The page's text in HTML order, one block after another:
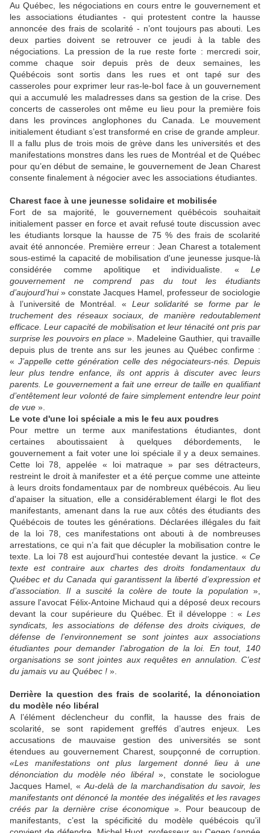
Au Québec, les négociations en cours entre le gouvernement et
les associations étudiantes - qui protestent contre la hausse
annoncée des frais de scolarité - n’ont toujours pas abouti. Les
deux parties doivent se retrouver ce jeudi à la table des
négociations. La pression de la rue reste forte : mercredi soir,
comme chaque soir depuis près de deux semaines, les
Québécois sont sortis dans les rues et ont tapé sur des
casseroles pour exprimer leur ras-le-bol face à un gouvernement
qui a accumulé les maladresses dans sa gestion de la crise. Des
concerts de casseroles ont même eu lieu pour la première fois
dans les provinces anglophones du Canada. Le mouvement
initialement étudiant s’est transformé en crise de grande ampleur.
Il a fallu plus de trois mois de grève dans les universités et des
manifestations monstres dans les rues de Montréal et de Québec
pour qu’en début de semaine, le gouvernement de Jean Charest
consente finalement à négocier avec les associations étudiantes.
Charest face à une jeunesse solidaire et mobilisée
Fort de sa majorité, le gouvernement québécois souhaitait
initialement passer en force et avait refusé toute discussion avec
les étudiants lorsque la hausse de 75 % des frais de scolarité
avait été annoncée. Première erreur : Jean Charest a totalement
sous-estimé la capacité de mobilisation d'une jeunesse jusque-là
considérée comme apolitique et individualiste. « Le
gouvernement ne comprend pas du tout les étudiants
d’aujourd’hui» constate Jacques Hamel, professeur de sociologie
à l’université de Montréal. « Leur solidarité se forme par le
truchement des réseaux sociaux, de manière redoutablement
efficace. Leur capacité de mobilisation et leur ténacité ont pris par
surprise les pouvoirs en place ». Madeleine Gauthier, qui travaille
depuis plus de trente ans sur les jeunes au Québec confirme :
«J’appelle cette génération celle des négociateurs-nés. Depuis
leur plus tendre enfance, ils ont appris à discuter avec leurs
parents. Le gouvernement a fait une erreur de taille en qualifiant
d’entêtement leur volonté de faire simplement entendre leur point
de vue ».
Le vote d'une loi spéciale a mis le feu aux poudres
Pour mettre un terme aux manifestations étudiantes, dont
certaines aboutissaient à quelques débordements, le
gouvernement a fait voter une loi spéciale il y a deux semaines.
Cette loi 78, appelée « loi matraque » par ses détracteurs,
restreint le droit à manifester et a été perçue comme une atteinte
à leurs droits fondamentaux par de nombreux québécois. Au lieu
d'apaiser la situation, elle a considérablement élargi le flot des
manifestants, amenant dans la rue aux côtés des étudiants des
Québécois de toutes les générations. Déclarées illégales du fait
de la loi 78, ces manifestations ont abouti à de nombreuses
arrestations, ce qui n’a fait que décupler la mobilisation contre le
texte. La loi 78 est aujourd'hui contestée devant la justice. « Ce
texte est contraire aux chartes des droits fondamentaux du
Québec et du Canada qui garantissent la liberté d’expression et
d’association. Il a suscité la colère de toute la population »,
assure l'avocat Félix-Antoine Michaud qui a déposé deux recours
devant la cour supérieure du Québec. Et il développe : « Les
syndicats, les associations de défense des droits civiques, de
défense de l’environnement se sont jointes aux associations
étudiantes pour demander l’abrogation de la loi. En tout, 140
organisations se sont jointes aux requêtes en annulation. C’est
du jamais vu au Québec ! ».
Derrière la question des frais de scolarité, la dénonciation
du modèle néo libéral
A l’élément déclencheur du conflit, la hausse des frais de
scolarité, se sont rapidement greffés d’autres enjeux. Les
accusations de mauvaise gestion des universités se sont
étendues au gouvernement Charest, soupçonné de corruption.
«Les manifestations ont plus largement donné lieu à une
dénonciation du modèle néo libéral», constate le sociologue
Jacques Hamel, « Au-delà de la marchandisation du savoir, les
manifestants ont dénoncé la montée des inégalités et les ravages
créés par la dernière crise économique ». Pour beaucoup de
manifestants, c’est la spécificité du modèle québécois qu’il